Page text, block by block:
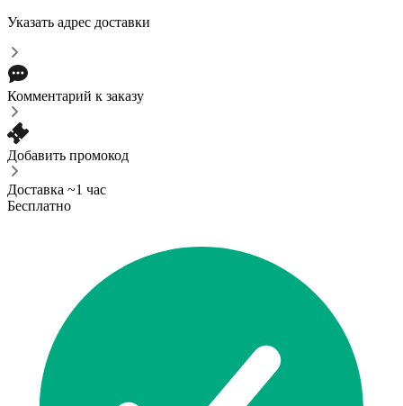
Указать адрес доставки
Комментарий к заказу
Добавить промокод
Доставка ~1 час
Бесплатно